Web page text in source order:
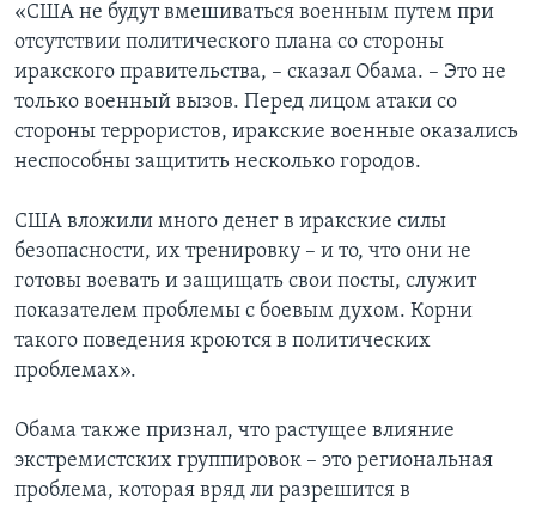
«США не будут вмешиваться военным путем при
отсутствии политического плана со стороны
иракского правительства, – сказал Обама. – Это не
только военный вызов. Перед лицом атаки со
стороны террористов, иракские военные оказались
неспособны защитить несколько городов.
США вложили много денег в иракские силы
безопасности, их тренировку – и то, что они не
готовы воевать и защищать свои посты, служит
показателем проблемы с боевым духом. Корни
такого поведения кроются в политических
проблемах».
Обама также признал, что растущее влияние
экстремистских группировок – это региональная
проблема, которая вряд ли разрешится в